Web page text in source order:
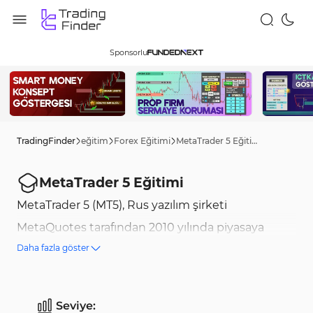
Sponsorlu
TradingFinder eğitim Forex Eğitimi MetaTrader 5 Eğitimi
MetaTrader 5 Eğitimi
MetaTrader 5 (MT5), Rus yazılım şirketi
MetaQuotes tarafından 2010 yılında piyasaya
sürülen ücretsiz bir ticaret platformudur. Platform,
Daha fazla göster
Seviye: